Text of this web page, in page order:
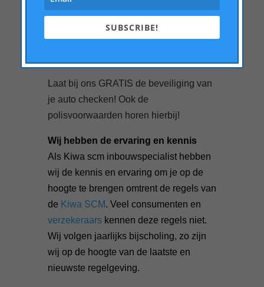
benieuwd of jouw auto aan de
beveiligingseisen voldoet? Wil jij het
risico niet lopen dat dieven juist met
Laat bij ons GRATIS de beveiliging van
je auto checken! Ook de
polisvoorwaarden horen hierbij!
Wij hebben de ervaring en kennis
Als Kiwa scm inbouwspecialist hebben
wij de kennis en ervaring om je op de
hoogte te brengen omtrent de regels van
de Kiwa SCM. Veel consumenten en
verzekeraarskennen deze regels niet.
Wij volgen jaarlijks bijscholing, zo zijn
wij op de hoogte van de laatste en
nieuwste regelgeving.
SUBSCRIBE!